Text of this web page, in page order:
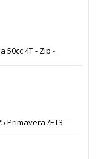
50cc 4T - Zip -
Primavera /ET3 -